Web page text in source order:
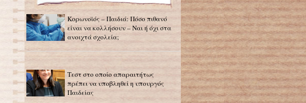
Κορωνοϊός – Παιδιά: Πόσο πιθανό
είναι να κολλήσουν – Ναι ή όχι στα
ανοιχτά σχολεία;
Τεστ στο οποίο απαραιτήτως
πρέπει να υποβληθεί η υπουργός
Παιδείας